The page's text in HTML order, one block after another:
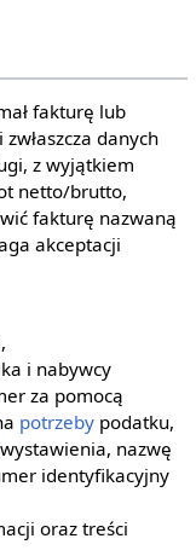
fakturę lub
danych
z wyjątkiem
netto/brutto,
fakturę nazwaną
akceptacji
i nabywcy
za pomocą
potrzebypodatku,
nazwę
identyfikacyjny
oraz treści